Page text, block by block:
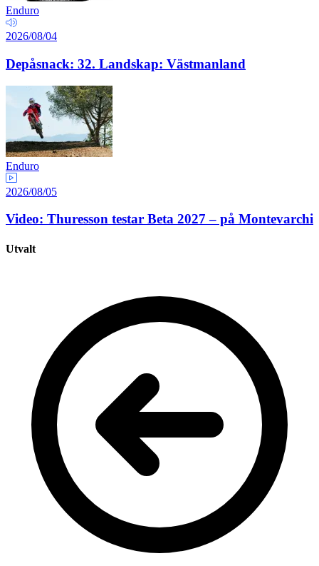
Enduro
2026/08/04
Depåsnack: 32. Landskap: Västmanland
Enduro
2026/08/05
Video: Thuresson testar Beta 2027 – på Montevarchi
Utvalt